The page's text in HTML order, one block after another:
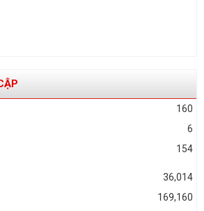
160
6
154
36,014
169,160